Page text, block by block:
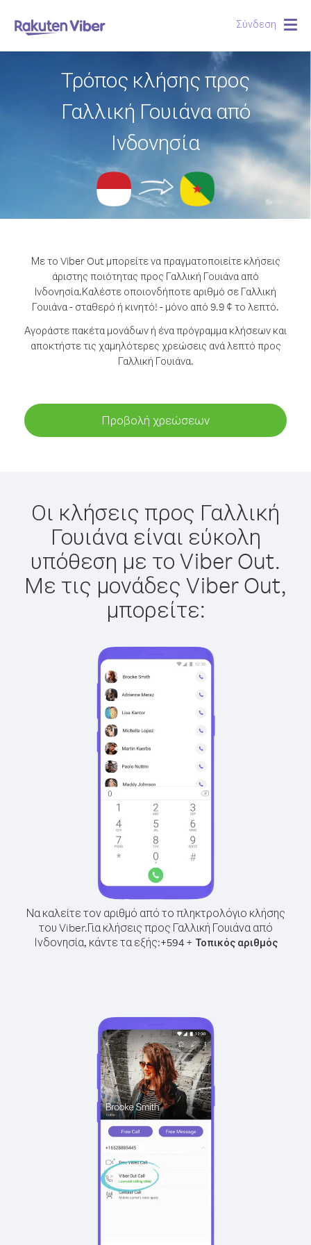
Σύνδεση
Τρόπος κλήσης προς
Γαλλική Γουιάνα από
Ινδονησία
Με το Viber Out μπορείτε να πραγματοποιείτε κλήσεις
άριστης ποιότητας προς Γαλλική Γουιάνα από
Ινδονησία.Καλέστε οποιονδήποτε αριθμό σε Γαλλική
Γουιάνα - σταθερό ή κινητό! - μόνο από 9.9 ¢ το λεπτό.
Αγοράστε πακέτα μονάδων ή ένα πρόγραμμα κλήσεων και
αποκτήστε τις χαμηλότερες χρεώσεις ανά λεπτό προς
Γαλλική Γουιάνα.
Προβολή χρεώσεων
Οι κλήσεις προς Γαλλική
Γουιάνα είναι εύκολη
υπόθεση με το Viber Out.
Με τις μονάδες Viber Out,
μπορείτε:
Να καλείτε τον αριθμό από το πληκτρολόγιο κλήσης
του Viber.Για κλήσεις προς Γαλλική Γουιάνα από
Ινδονησία, κάντε τα εξής:+594+ Τοπικός αριθμός